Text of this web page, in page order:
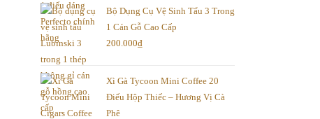
Bộ Dụng Cụ Vệ Sinh Tẩu 3 Trong
1 Cán Gỗ Cao Cấp
200.000₫
Xì Gà Tycoon Mini Coffee 20
Điếu Hộp Thiếc – Hương Vị Cà
Phê